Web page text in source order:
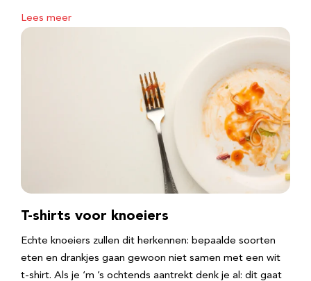
Lees meer
T-shirts voor knoeiers
Echte knoeiers zullen dit herkennen: bepaalde soorten
eten en drankjes gaan gewoon niet samen met een wit
t-shirt. Als je ‘m ’s ochtends aantrekt denk je al: dit gaat